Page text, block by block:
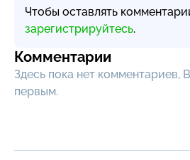
Чтобы оставлять
зарегистрируйтесь.
Комментарии
Здесь пока нет комментариев,
первым.